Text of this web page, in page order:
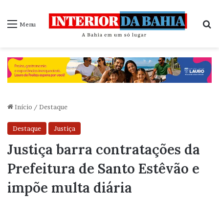
Menu
Início / Destaque
Destaque Justiça
Justiça barra contratações da
Prefeitura de Santo Estêvão e
impõe multa diária